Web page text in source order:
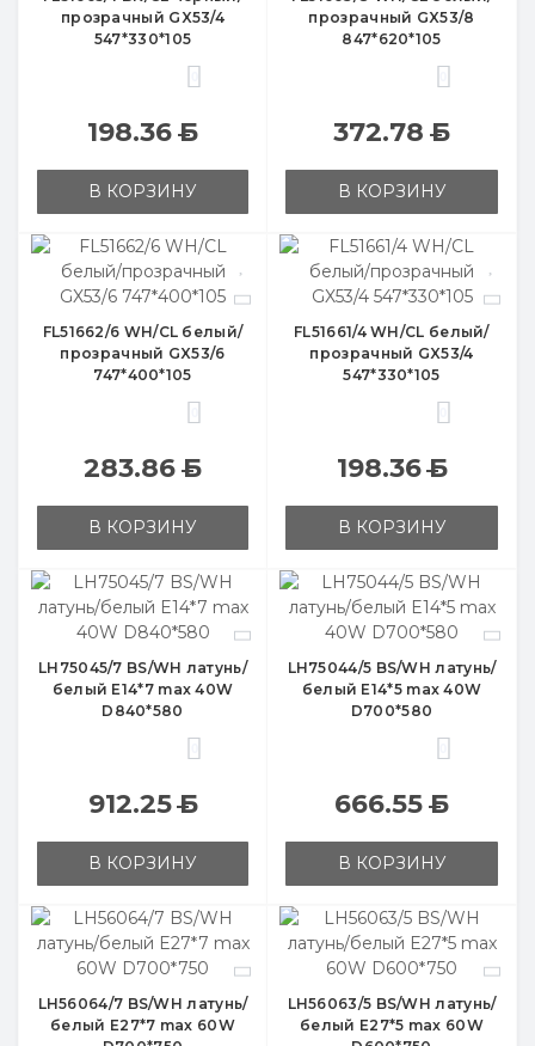
прозрачный GX53/4
547*330*105
198.36Б
В КОРЗИНУ
прозрачный GX53/8
847*620*105
372.78Б
В КОРЗИНУ
FL51662/6 WH/CL белый/
прозрачный GX53/6
747*400*105
283.86Б
В КОРЗИНУ
FL51661/4 WH/CL белый/
прозрачный GX53/4
547*330*105
198.36Б
В КОРЗИНУ
LH75045/7 BS/WH латунь/
белый E14*7 max 40W
D840*580
912.25Б
В КОРЗИНУ
LH75044/5 BS/WH латунь/
белый E14*5 max 40W
D700*580
666.55Б
В КОРЗИНУ
LH56064/7 BS/WH латунь/
белый E27*7 max 60W
LH56063/5 BS/WH латунь/
белый E27*5 max 60W